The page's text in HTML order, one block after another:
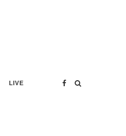
LIVE